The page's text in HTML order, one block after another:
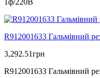
1ф/220В
R912001633 Гальмівний
3,292.51грн
R912001633 Гальмівний